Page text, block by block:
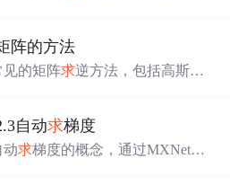
的区别，同时对运行代码时遇
行了解释。
阵的方法
见的矩阵求逆方法，包括高斯消
自动求梯度
动求梯度的概念，通过MXNet库